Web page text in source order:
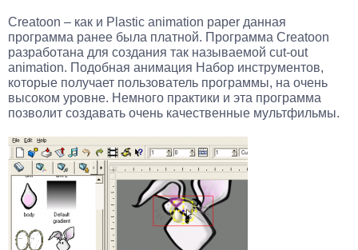
Creatoon – как и Plastic animation paper данная
программа ранее была платной. Программа Creatoon
разработана для создания так называемой cut-out
animation. Подобная анимация Набор инструментов,
которые получает пользователь программы, на очень
высоком уровне. Немного практики и эта программа
позволит создавать очень качественные мультфильмы.